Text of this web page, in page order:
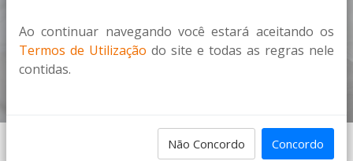
Cólon
Ao continuar navegando você estará aceitando os
Termos de Utilização do site e todas as regras nele
contidas.
Não Concordo Concordo